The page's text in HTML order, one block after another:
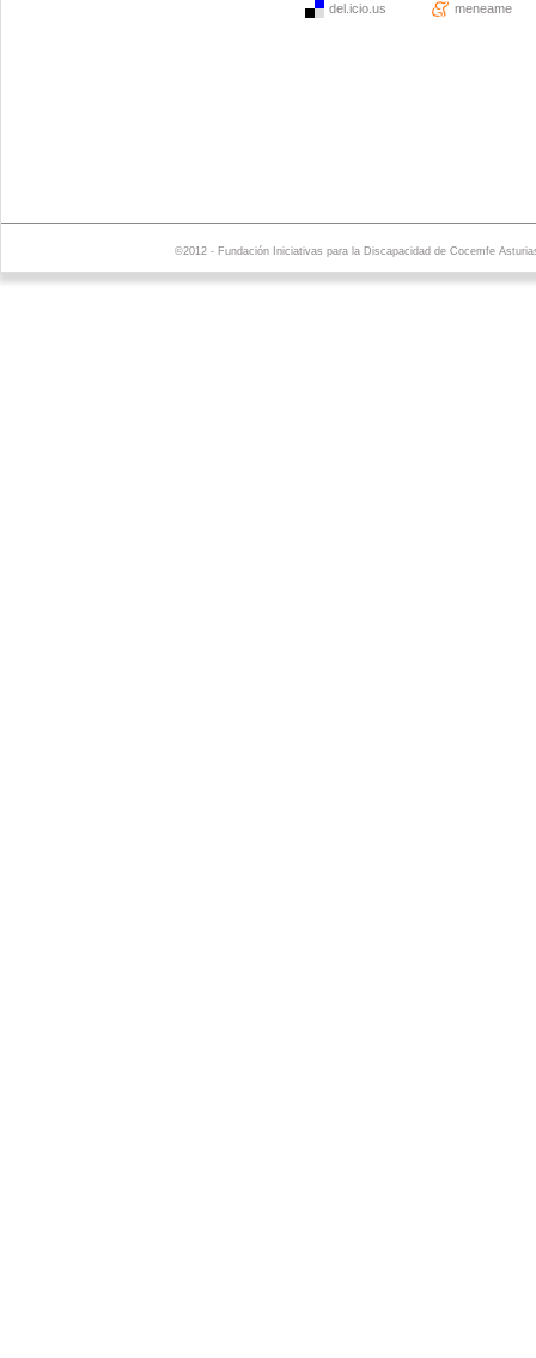
del.icio.us meneame
©2012 - Fundación Iniciativas para la Discapacidad de Cocemfe